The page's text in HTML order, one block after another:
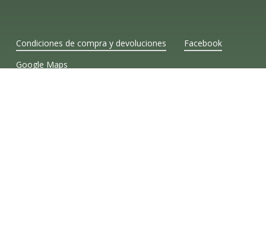
Condiciones de compra y devoluciones
Facebook
Google Maps